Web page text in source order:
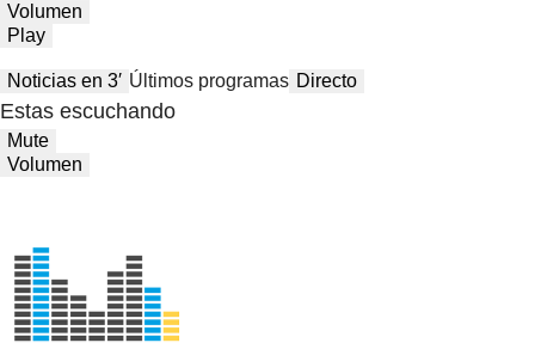
Volumen
Play
Noticias en 3′ Últimos programas Directo
Estas escuchando
Mute
Volumen